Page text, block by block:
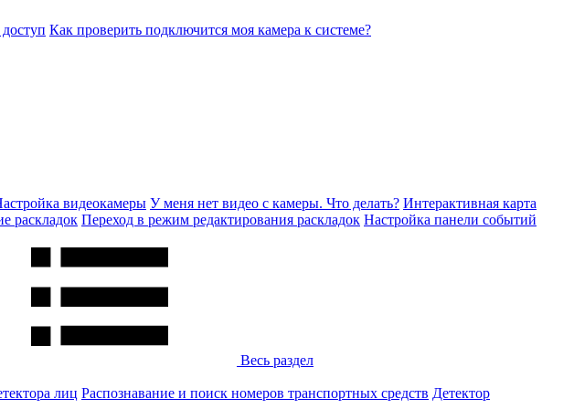
Как проверить подключится моя камера к системе?
видеокамеры У меня нет видео с камеры. Что делать? Интерактивная карта
раскладок Переход в режим редактирования раскладок Настройка панели событий
Весь раздел
лиц Распознавание и поиск номеров транспортных средств Детектор